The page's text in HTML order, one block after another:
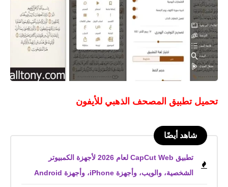
تحميل تطبيق المصحف الذهبي للأيفون
شاهد أيضًا
تطبيق CapCut Web لعام 2026 لأجهزة الكمبيوتر
الشخصية، والويب، وأجهزة iPhone، وأجهزة Android